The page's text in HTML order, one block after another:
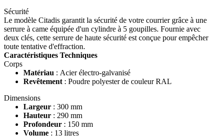
Sécurité
Le modèle Citadis garantit la sécurité de votre courrier grâce à une
serrure à came équipée d'un cylindre à 5 goupilles. Fournie avec
deux clés, cette serrure de haute sécurité est conçue pour empêcher
toute tentative d'effraction.
Caractéristiques Techniques
Corps
Matériau : Acier électro-galvanisé
Revêtement : Poudre polyester de couleur RAL
Dimensions
Largeur : 300 mm
Hauteur : 290 mm
Profondeur : 150 mm
Volume : 13 litres